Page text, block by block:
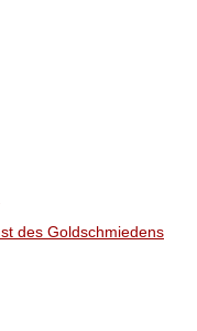
des Goldschmiedens